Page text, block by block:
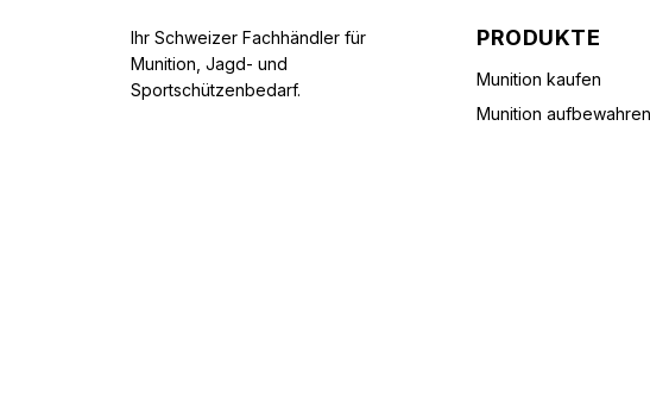
Ihr Schweizer Fachhändler für
Munition, Jagd- und
Sportschützenbedarf.
PRODUKTE
Munition kaufen
Munition aufbewahren